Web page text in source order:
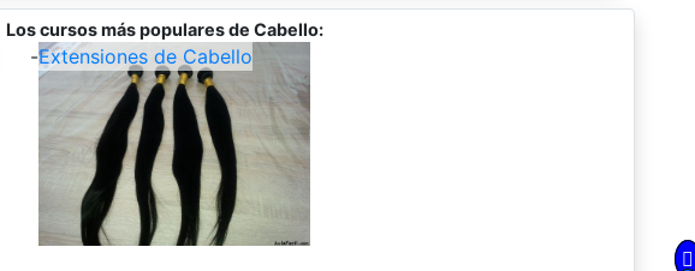
Los cursos más populares de Cabello:
-Extensiones de Cabello